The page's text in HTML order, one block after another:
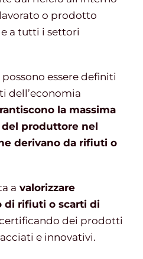
o prodotto
a tutti i settori
possono essere definiti
dell’economia
la massima
produttore nel
derivano da rifiuti o
a valorizzare
di rifiuti o scarti di
dei prodotti
e innovativi.